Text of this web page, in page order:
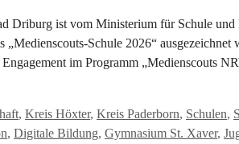
Driburg ist vom Ministerium für Schule und
Schule 2026“ ausgezeichnet
im Programm „Medienscouts
, Kreis Höxter, Kreis Paderborn, Schulen,
, Digitale Bildung, Gymnasium St. Xaver,